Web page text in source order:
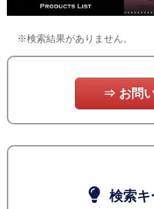
※検索結果がありません。
⇒ お問
検索キ